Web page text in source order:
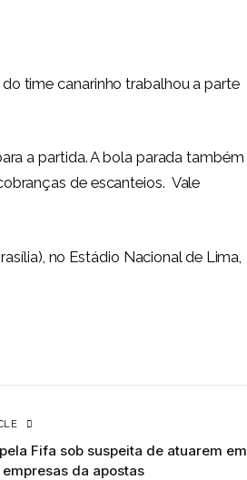
time canarinho trabalhou a parte
a partida. A bola parada também
de escanteios. Vale
no Estádio Nacional de Lima,
Fifa sob suspeita de atuarem em
da apostas